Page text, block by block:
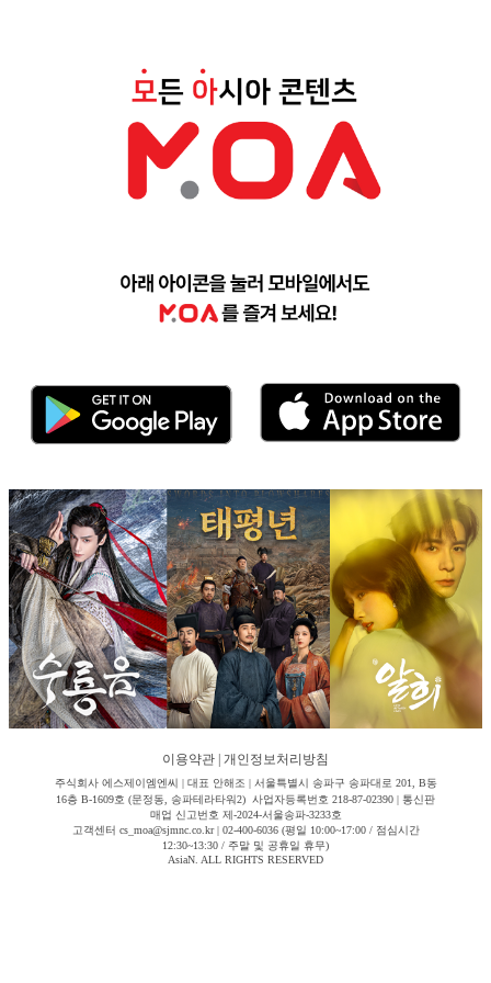
이용약관 개인정보처리방침
주식회사 에스제이엠엔씨 | 대표 안해조 | 서울특별시 송파구 송파대로 201, B동
16층 B-1609호 (문정동, 송파테라타워2) 사업자등록번호 218-87-02390 | 통신판
매업 신고번호 제-2024-서울송파-3233호
고객센터 cs_moa@sjmnc.co.kr | 02-400-6036 (평일 10:00~17:00 / 점심시간
12:30~13:30 / 주말 및 공휴일 휴무)
AsiaN. ALL RIGHTS RESERVED